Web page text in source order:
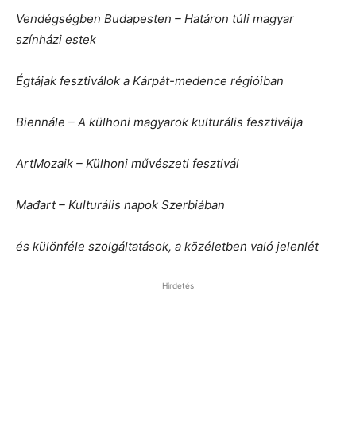
Vendégségben Budapesten – Határon túli magyar
színházi estek
Égtájak fesztiválok a Kárpát-medence régióiban
Biennále – A külhoni magyarok kulturális fesztiválja
ArtMozaik – Külhoni művészeti fesztivál
Mađart – Kulturális napok Szerbiában
és különféle szolgáltatások, a közéletben való jelenlét
Hirdetés